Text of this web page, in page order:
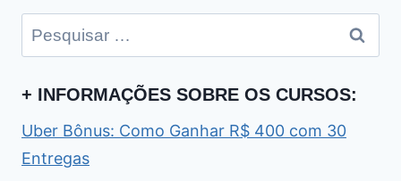
Pesquisar
por:
+ INFORMAÇÕES SOBRE OS CURSOS:
Uber Bônus: Como Ganhar R$ 400 com 30
Entregas